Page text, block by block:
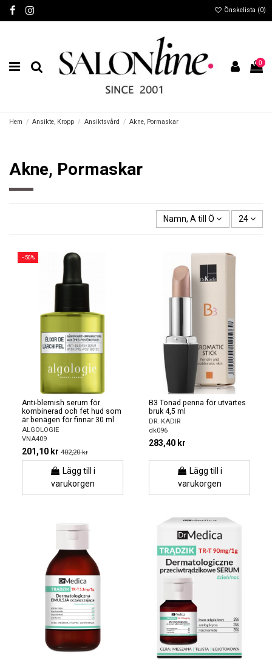
Önskelista (0)
0
Hem Ansikte, Kropp Ansiktsvård Akne, Pormaskar
Akne, Pormaskar
Namn, A till Ö 24
−50%
Anti-blemish serum för
kombinerad och fet hud som
är benägen för finnar 30 ml
ALGOLOGIE
VNA409
201,10 kr 402,20 kr
Lägg till i
varukorgen
B3 Tonad penna för utvärtes
bruk 4,5 ml
DR. KADIR
dk096
283,40 kr
Lägg till i
varukorgen